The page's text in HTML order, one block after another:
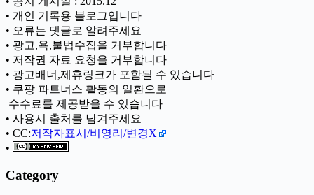
• 개인 기록용 블로그입니다
• 오류는 댓글로 알려주세요
• 광고,욕,불법수집을 거부합니다
• 저작권 자료 요청을 거부합니다
• 광고배너,제휴링크가 포함될 수 있습니다
• 쿠팡 파트너스 활동의 일환으로
ㅤ 수수료를 제공받을 수 있습니다
• 사용시 출처를 남겨주세요
• CC:저작자표시/비영리/변경X
•
Category